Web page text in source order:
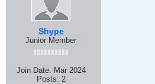
Shype
Junior Member
Join Date: Mar 2024
Posts: 2